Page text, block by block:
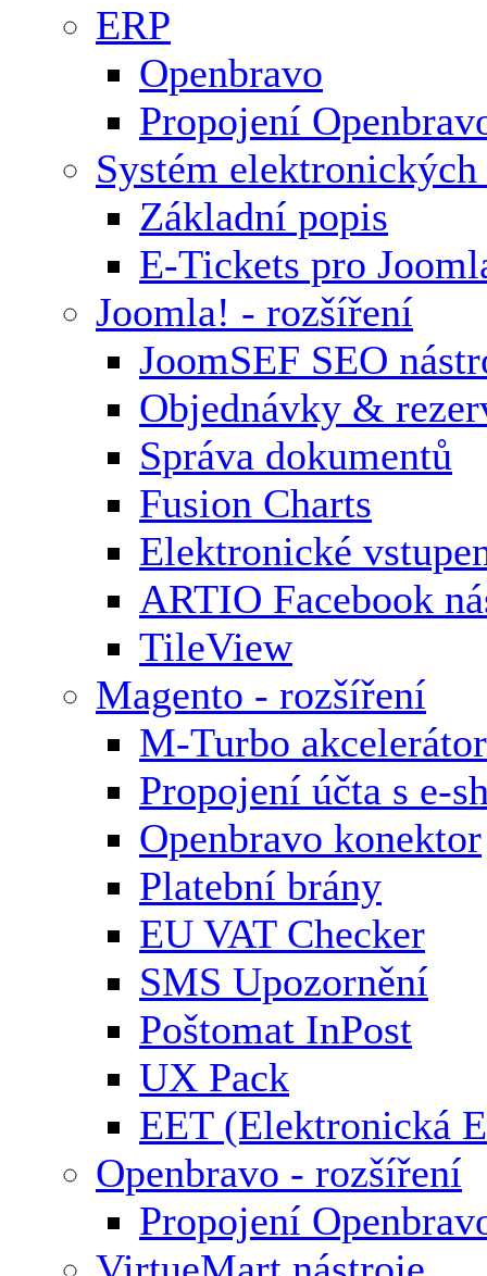
ERP
Openbravo
Propojení
Systém elektronických
Základní popis
E-Tickets pro
Joomla! - rozšíření
JoomSEF SEO
Objednávky &
Správa dokumentů
Fusion Charts
Elektronické
ARTIO Facebook
TileView
Magento - rozšíření
M-Turbo akcelerátor
Propojení účta s e-
Openbravo konektor
Platební brány
EU VAT Checker
SMS Upozornění
Poštomat InPost
UX Pack
EET (Elektronická
Openbravo - rozšíření
Propojení